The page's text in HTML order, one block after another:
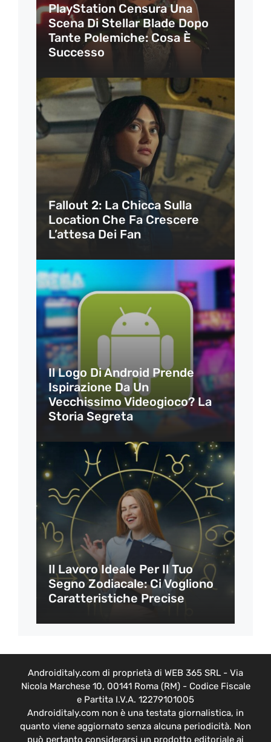
PlayStation Censura Una
Scena Di Stellar Blade Dopo
Tante Polemiche: Cosa È
Successo
Fallout 2: La Chicca Sulla
Location Che Fa Crescere
L’attesa Dei Fan
Il Logo Di Android Prende
Ispirazione Da Un
Vecchissimo Videogioco? La
Storia Segreta
Il Lavoro Ideale Per Il Tuo
Segno Zodiacale: Ci Vogliono
Caratteristiche Precise
Androiditaly.com di proprietà di WEB 365 SRL - Via
Nicola Marchese 10, 00141 Roma (RM) - Codice Fiscale
e Partita I.V.A. 12279101005
Androiditaly.com non è una testata giornalistica, in
quanto viene aggiornato senza alcuna periodicità. Non
può pertanto considerarsi un prodotto editoriale ai